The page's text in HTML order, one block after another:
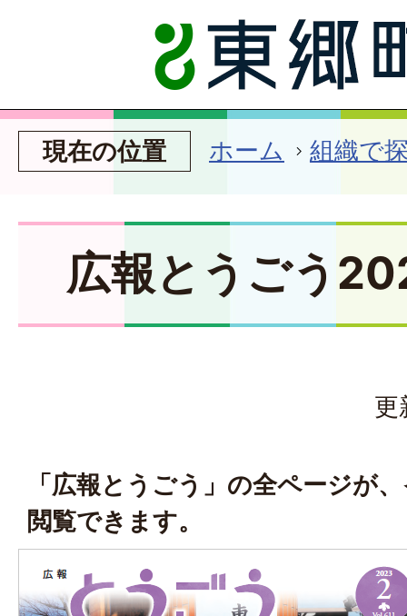
現在の位置 ホーム 組織で
広報とうごう
更
「広報とうごう」の全ページが
閲覧できます。